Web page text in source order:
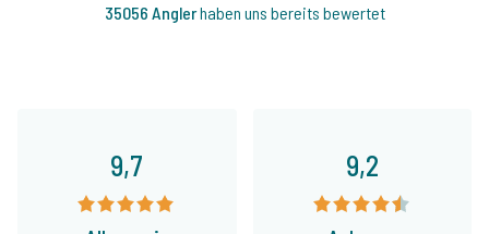
35056 Anglerhaben uns bereits bewertet
9,7 9,2